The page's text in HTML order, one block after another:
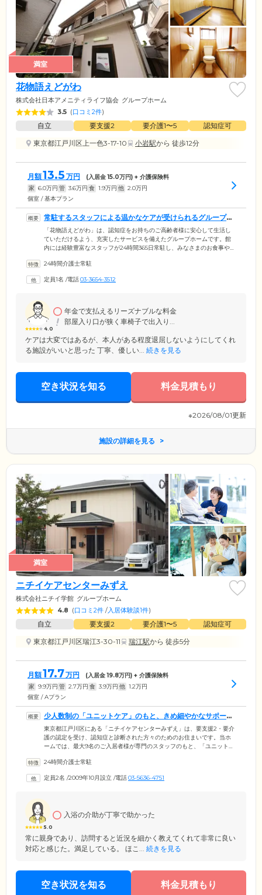
満室
花物語えどがわ
株式会社日本アメニティライフ協会 グループホーム
3.5 (口コミ2件)
自立 要支援2 要介護1〜5
認知症可
東京都江戸川区上一色3-17-10
小岩駅から 徒歩12分
月額13.5 万円 (入居金15.0万円) + 介護保険料
家 6.0万円 管 3.6万円 食 1.9万円 他 2.0万円
個室 / 基本プラン
常駐するスタッフによる温かなケアが受けられるグループホ
ームです
「花物語えどがわ」は、認知症をお持ちのご高齢者様に安心して生活し
ていただけるよう、充実したサービスを備えたグループホームです。館
内には経験豊富なスタッフが24時間365日常駐し、みなさまのお食事や掃
う方にも安心して「新しい家族の一員」と思っていただけるよう、寄り
区の閑静な住宅街。JR中央・総武線「小岩」駅から徒歩13分とアクセス
24時間介護士常駐
定員1名 /電話03-3654-3512
4.0
年金で支払えるリーズナブルな料金
部屋入り口が狭く車椅子で出入り...
ケアは大変ではあるが、本人がある程度退屈しないようにしてくれ
る施設がいいと思った 丁寧、優しい... 続きを見る
空き状況を知る 料金見積もり
※2026/08/01更新
施設の詳細を見る
満室
ニチイケアセンターみずえ
株式会社ニチイ学館 グループホーム
4.8 (口コミ2件 /入居体験談1件)
自立 要支援2 要介護1〜5
認知症可
東京都江戸川区瑞江3-30-11
瑞江駅から 徒歩5分
月額17.7万円 (入居金19.8万円) + 介護保険料
家 9.9万円 管 2.7万円 食 3.9万円 他 1.2万円
個室 / Aプラン
少人数制の「ユニットケア」のもと、きめ細やかなサポート
をお届けします
東京都江戸川区にある「ニチイケアセンターみずえ」は、要支援2・要介
護の認定を受け、認知症と診断された方々のためのお住まいです。当ホ
ームでは、最大9名のご入居者様が専門のスタッフのもと、「ユニット」
制のため、スタッフの目が行き届きやすく、お一人おひとりに寄り添っ
はできる範囲で、お食事の支度や洗濯、掃除などの家事をお手伝いいた
24時間介護士常駐
定員2名 /2009年10月設立 /電話03-5636-4751
5.0
入浴の介助が丁寧で助かった
常に親身であり、訪問すると近況を細かく教えてくれて非常に良い
対応と感じた。満足している。 ほこ... 続きを見る
空き状況を知る 料金見積もり